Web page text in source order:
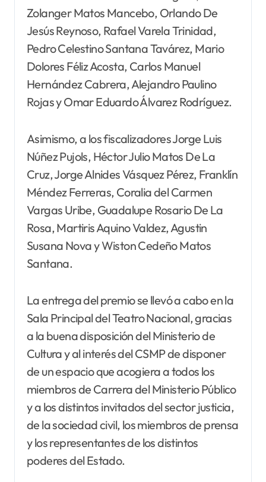
Zolanger Matos Mancebo, Orlando De
Jesús Reynoso, Rafael Varela Trinidad,
Pedro Celestino Santana Tavárez, Mario
Dolores Féliz Acosta, Carlos Manuel
Hernández Cabrera, Alejandro Paulino
Rojas y Omar Eduardo Álvarez Rodríguez.
Asimismo, a los fiscalizadores Jorge Luis
Núñez Pujols, Héctor Julio Matos De La
Cruz, Jorge Alnides Vásquez Pérez, Franklín
Méndez Ferreras, Coralia del Carmen
Vargas Uribe, Guadalupe Rosario De La
Rosa, Martiris Aquino Valdez, Agustin
Susana Nova y Wiston Cedeño Matos
Santana.
La entrega del premio se llevó a cabo en la
Sala Principal del Teatro Nacional, gracias
a la buena disposición del Ministerio de
Cultura y al interés del CSMP de disponer
de un espacio que acogiera a todos los
miembros de Carrera del Ministerio Público
y a los distintos invitados del sector justicia,
de la sociedad civil, los miembros de prensa
y los representantes de los distintos
poderes del Estado.